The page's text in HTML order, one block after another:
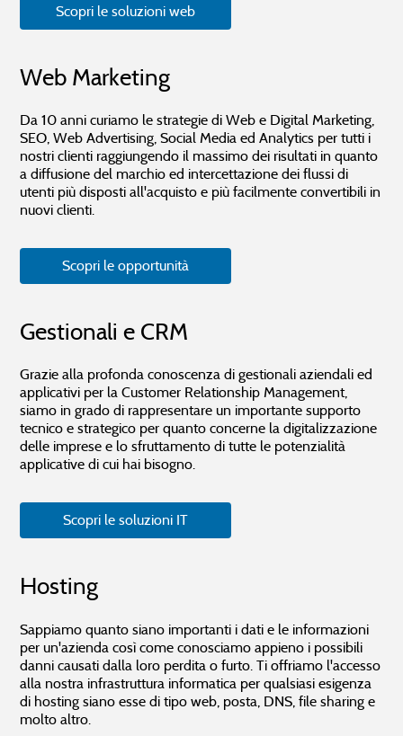
Scopri le soluzioni web
Web Marketing
Da 10 anni curiamo le strategie di Web e Digital Marketing,
SEO, Web Advertising, Social Media ed Analytics per tutti i
nostri clienti raggiungendo il massimo dei risultati in quanto
a diffusione del marchio ed intercettazione dei flussi di
utenti più disposti all'acquisto e più facilmente convertibili in
nuovi clienti.
Scopri le opportunità
Gestionali e CRM
Grazie alla profonda conoscenza di gestionali aziendali ed
applicativi per la Customer Relationship Management,
siamo in grado di rappresentare un importante supporto
tecnico e strategico per quanto concerne la digitalizzazione
delle imprese e lo sfruttamento di tutte le potenzialità
applicative di cui hai bisogno.
Scopri le soluzioni IT
Hosting
Sappiamo quanto siano importanti i dati e le informazioni
per un'azienda così come conosciamo appieno i possibili
danni causati dalla loro perdita o furto. Ti offriamo l'accesso
alla nostra infrastruttura informatica per qualsiasi esigenza
di hosting siano esse di tipo web, posta, DNS, file sharing e
molto altro.